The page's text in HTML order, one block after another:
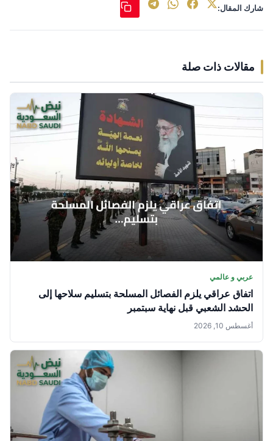
شارك المقال:
مقالات ذات صلة
عربي و عالمي
اتفاق عراقي يلزم الفصائل المسلحة بتسليم سلاحها إلى
الحشد الشعبي قبل نهاية سبتمبر
أغسطس 10, 2026